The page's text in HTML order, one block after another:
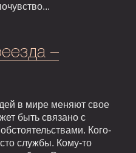
–
в мире меняют свое
быть связано с
Кого-
службы. Кому-то